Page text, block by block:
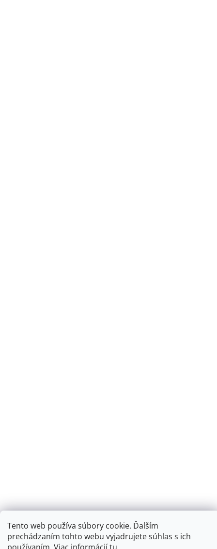
Tento web používa súbory cookie. Ďalším
prechádzaním tohto webu vyjadrujete súhlas s ich